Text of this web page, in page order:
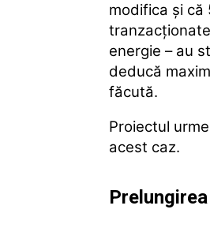
modifica şi că
energie – au
deducă
făcută.
Proiectul
acest caz.